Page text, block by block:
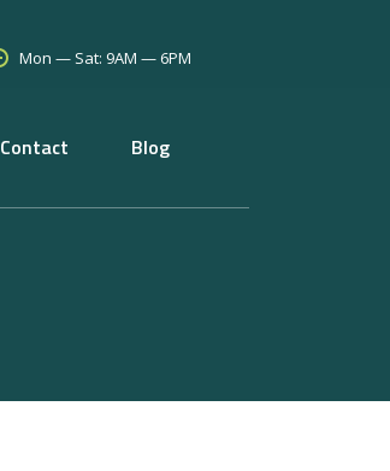
Mon — Sat: 9AM — 6PM
Contact Blog